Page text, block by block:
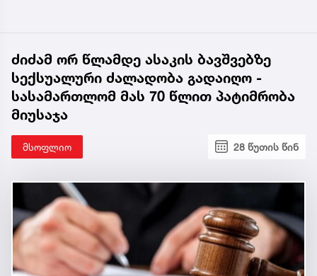
ძიძამ ორ წლამდე ასაკის ბავშვებზე
სექსუალური ძალადობა გადაიღო -
სასამართლომ მას 70 წლით პატიმრობა
მიუსაჯა
მსოფლიო 28 წუთის წინ